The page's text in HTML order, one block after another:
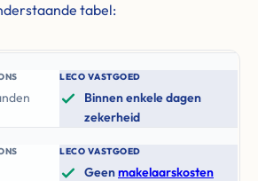
tabel:
LECO VASTGOED
Binnen enkele dagen
zekerheid
LECO VASTGOED
Geenmakelaarskosten